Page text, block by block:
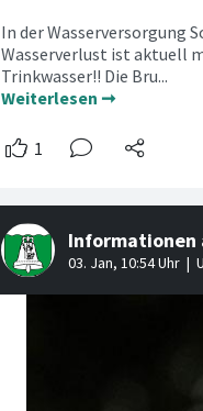
​In der Wasserversorgung
Wasserverlust ist aktuell
Trinkwasser!! Die Bru...
Weiterlesen ➞